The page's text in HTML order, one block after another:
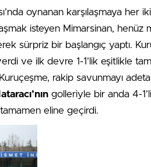
oynanan karşılaşmaya her
isteyen Mimarsinan, henüz
sürpriz bir başlangıç yaptı.
ve ilk devre 1-1’lik eşitlikle
rakip savunmayı adeta
golleriyle bir anda 4-
eline geçirdi.